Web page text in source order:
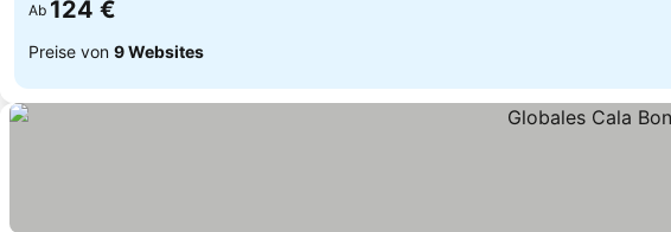
Ab 124 €
Preise von 9 Websites